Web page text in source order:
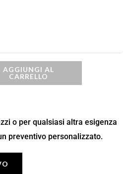
AGGIUNGI AL
CARRELLO
o per qualsiasi altra esigenza
preventivo personalizzato.